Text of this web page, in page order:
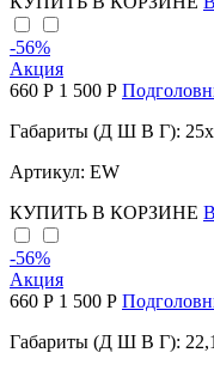
-56%
Акция
660 Р 1 500 Р
Габариты (Д Ш В Г):
Артикул: EW
КУПИТЬ В КОРЗИНЕ
-56%
Акция
660 Р 1 500 Р
Габариты (Д Ш В Г):